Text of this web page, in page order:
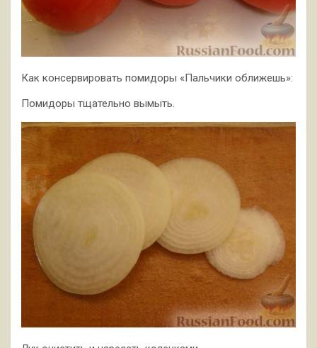
Как консервировать помидоры «Пальчики оближешь»:
Помидоры тщательно вымыть.